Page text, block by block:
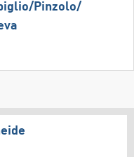
​Pinzolo/​